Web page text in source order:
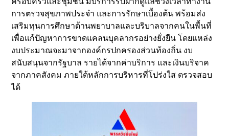
การตรวจสุขภาพประจำ และการรักษาเบื้องต้น พร้อมส่ง
เสริมทุนการศึกษาด้านพยาบาลและบริบาลจากคนในพื้นที่
เพื่อแก้ปัญหาการขาดแคลนบุคลากรอย่างยั่งยืน โดยแหล่ง
งบประมาณจะมาจากองค์กรปกครองส่วนท้องถิ่น งบ
สนับสนุนจากรัฐบาล รายได้จากค่าบริการ และเงินบริจาค
จากภาคสังคม ภายใต้หลักการบริหารที่โปร่งใส ตรวจสอบ
ได้